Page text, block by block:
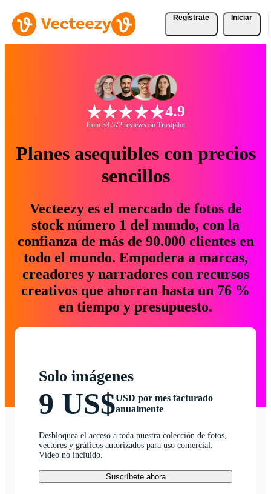
Regístrate Iniciar
4.9
from 33.572 reviews on Trustpilot
Planes asequibles con precios
sencillos
Vecteezy es el mercado de fotos de
stock número 1 del mundo, con la
confianza de más de 90.000 clientes en
todo el mundo. Empodera a marcas,
creadores y narradores con recursos
creativos que ahorran hasta un 76 %
en tiempo y presupuesto.
Solo imágenes
9 US$USD por mes facturado
anualmente
Desbloquea el acceso a toda nuestra colección de fotos,
vectores y gráficos autorizados para uso comercial.
Vídeo no incluido.
Suscríbete ahora